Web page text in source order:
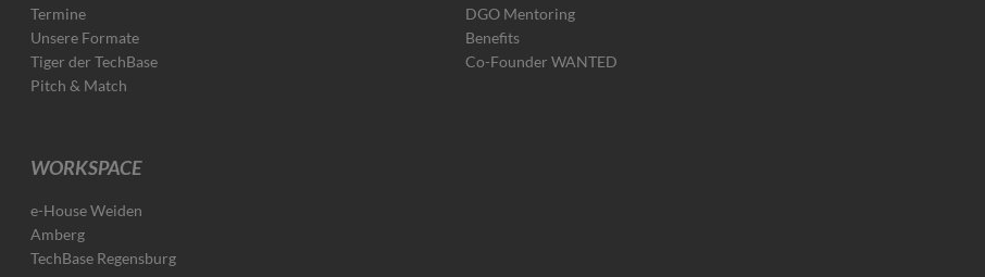
Termine
Unsere Formate
Tiger der TechBase
Pitch & Match
DGO Mentoring
Benefits
Co-Founder WANTED
WORKSPACE
e-House Weiden
Amberg
TechBase Regensburg